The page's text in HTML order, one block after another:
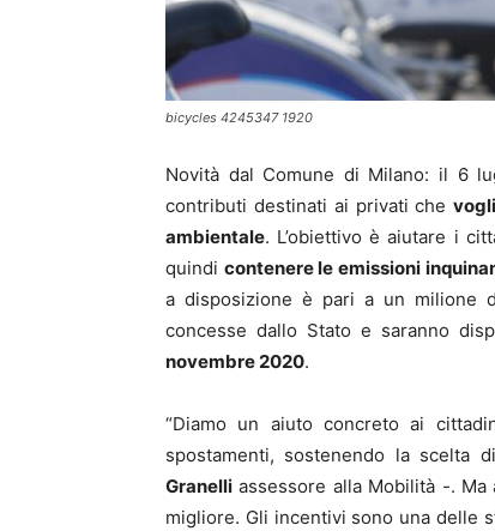
bicycles 4245347 1920
Novità dal Comune di Milano: il 6
contributi destinati ai privati che
ambientale. L’obiettivo è aiutare i
quindi contenere le emissioni
a disposizione è pari a un milione
concesse dallo Stato e saranno
novembre 2020.
“Diamo un aiuto concreto ai
spostamenti, sostenendo la scelta
Granelli assessore alla Mobilità -. Ma
migliore. Gli incentivi sono una delle